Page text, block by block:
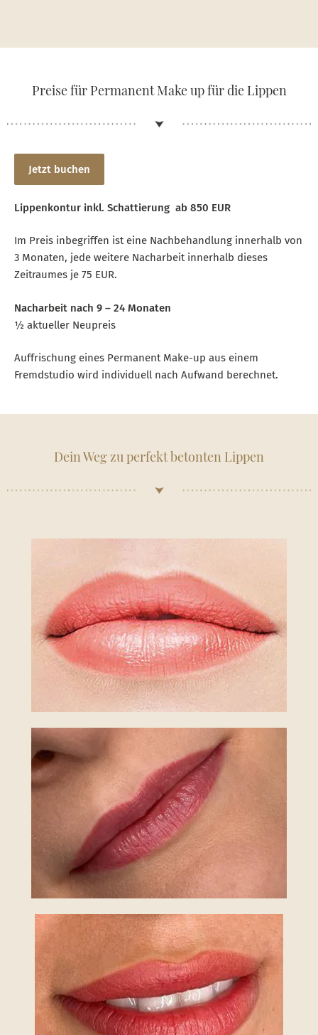
Preise für Permanent Make up für die Lippen
Jetzt buchen
Lippenkontur inkl. Schattierung ab 850 EUR
Im Preis inbegriffen ist eine Nachbehandlung innerhalb von
3 Monaten, jede weitere Nacharbeit innerhalb dieses
Zeitraumes je 75 EUR.
Nacharbeit nach 9 – 24 Monaten
½ aktueller Neupreis
Auffrischung eines Permanent Make-up aus einem
Fremdstudio wird individuell nach Aufwand berechnet.
Dein Weg zu perfekt betonten Lippen